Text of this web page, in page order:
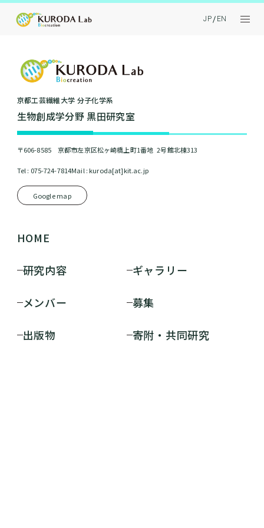
JP EN
京都⼯芸繊維⼤学 分⼦化学系
⽣物創成学分野 黒⽥研究室
〒606-8585 京都市左京区松ヶ崎橋上町1番地 2号館北棟313
Tel : 075-724-7814Mail : kuroda[at]kit.ac.jp
Google map
HOME
研究内容
メンバー
出版物
ギャラリー
募集
寄附・共同研究